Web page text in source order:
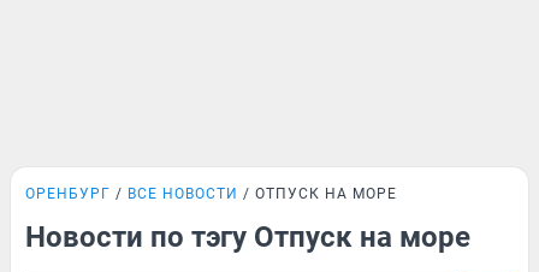
ОРЕНБУРГ ВСЕ НОВОСТИ ОТПУСК НА МОРЕ
Новости по тэгу Отпуск на море